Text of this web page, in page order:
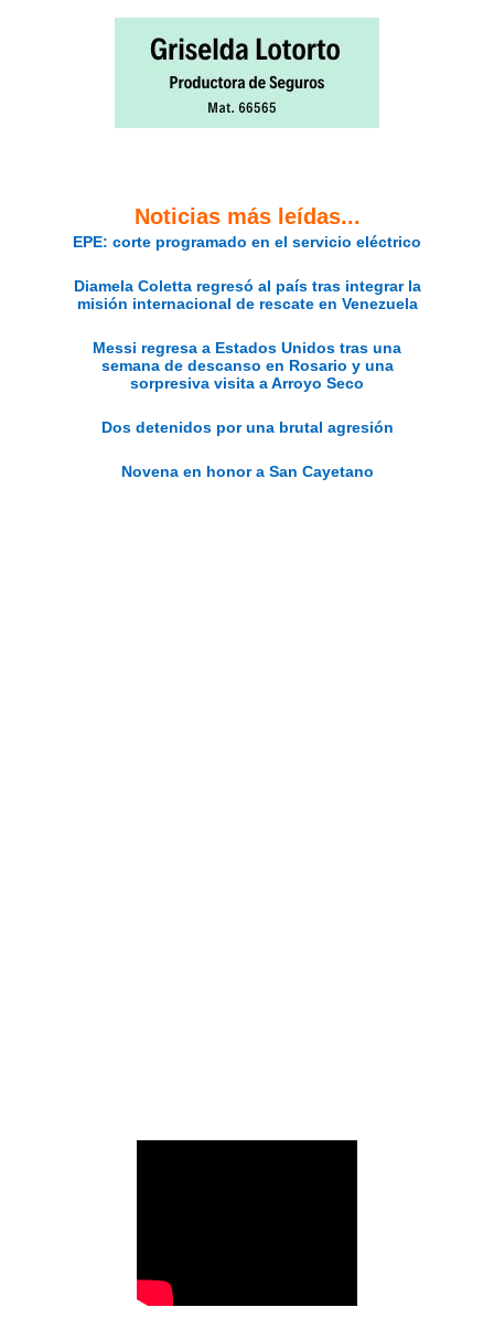
Noticias más leídas...
EPE: corte programado en el servicio eléctrico
Diamela Coletta regresó al país tras integrar la
misión internacional de rescate en Venezuela
Messi regresa a Estados Unidos tras una
semana de descanso en Rosario y una
sorpresiva visita a Arroyo Seco
Dos detenidos por una brutal agresión
Novena en honor a San Cayetano